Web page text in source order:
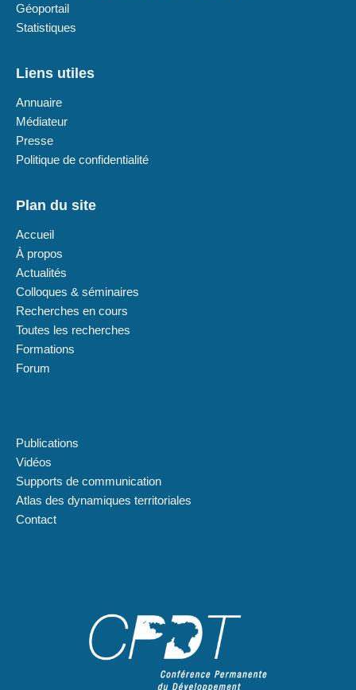
Géoportail
Statistiques
Liens utiles
Annuaire
Médiateur
Presse
Politique de confidentialité
Plan du site
Accueil
À propos
Actualités
Colloques & séminaires
Recherches en cours
Toutes les recherches
Formations
Forum
Publications
Vidéos
Supports de communication
Atlas des dynamiques territoriales
Contact